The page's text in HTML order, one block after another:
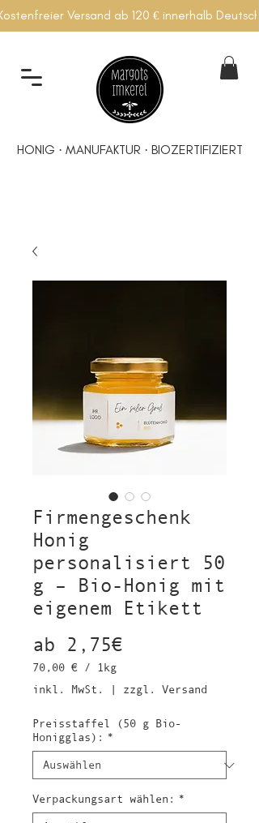
Versand ab 120 € innerhalb
HONIG · MANUFAKTUR · BIOZERTIFIZIERT
Firmengeschenk
Honig
personalisiert 50
g – Bio-Honig mit
eigenem Etikett
ab 2,75€
70,00 € /
1kg
70,00 €
Kilogramm
inkl. MwSt. | zzgl. Versand
Preisstaffel (50 g Bio-
Honigglas): *
Verpackungsart wählen: *